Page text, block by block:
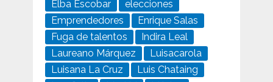
Elba Escobar
elecciones
Emprendedores
Enrique Salas
Fuga de talentos
Indira Leal
Laureano Márquez
Luisacarola
Luisana La Cruz
Luis Chataing